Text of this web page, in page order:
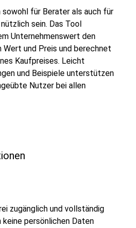
sowohl für Berater als auch für
sein. Das Tool
Unternehmenswert den
und Preis und berechnet
Kaufpreises. Leicht
und Beispiele unterstützen
Nutzer bei allen
zugänglich und vollständig
persönlichen Daten